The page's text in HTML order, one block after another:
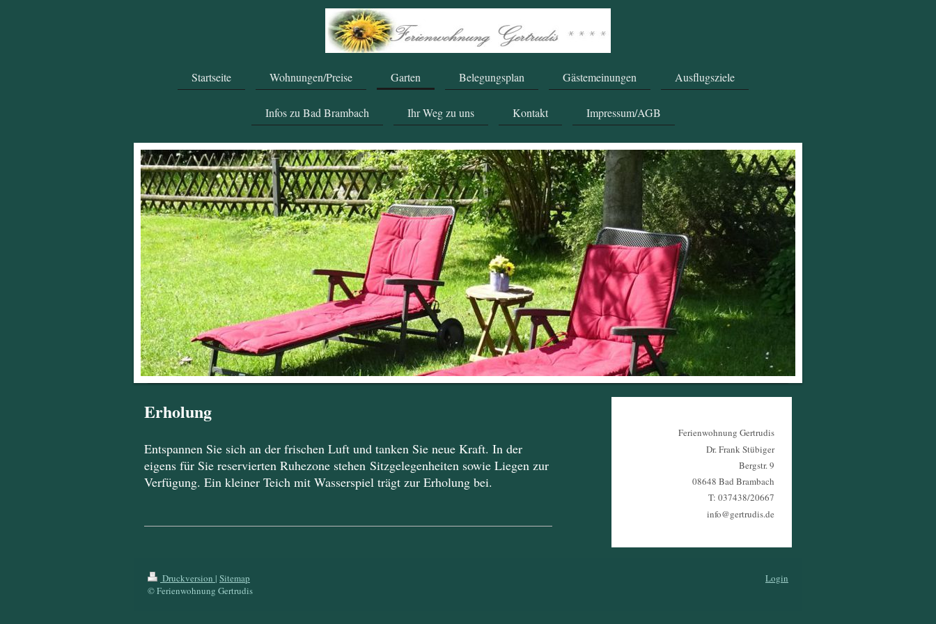
Startseite Wohnungen/Preise Garten Belegungsplan Gästemeinungen Ausflugsziele
Infos zu Bad Brambach Ihr Weg zu uns Kontakt Impressum/AGB
Erholung
Entspannen Sie sich an der frischen Luft und tanken Sie neue Kraft. In der
eigens für Sie reservierten Ruhezone stehen Sitzgelegenheiten sowie Liegen zur
Verfügung. Ein kleiner Teich mit Wasserspiel trägt zur Erholung bei.
Ferienwohnung Gertrudis
Dr. Frank Stübiger
Bergstr. 9
08648 Bad Brambach
T: 037438/20667
info@gertrudis.de
Druckversion | Sitemap
© Ferienwohnung Gertrudis
Login